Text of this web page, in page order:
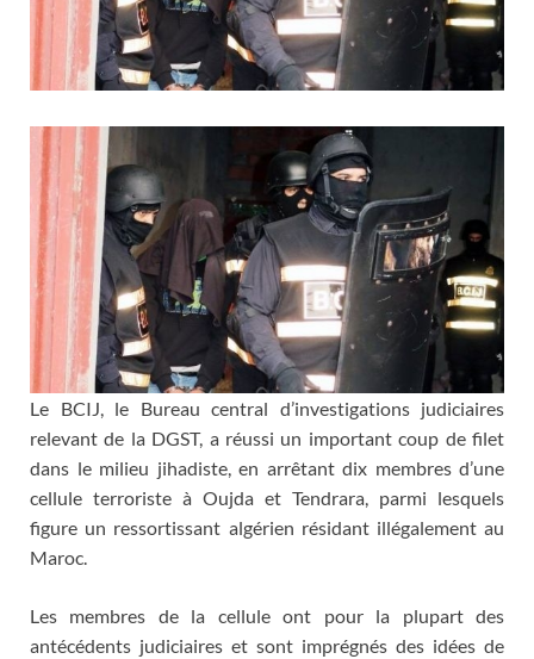
Le BCIJ, le Bureau central d’investigations judiciaires
relevant de la DGST, a réussi un important coup de filet
dans le milieu jihadiste, en arrêtant dix membres d’une
cellule terroriste à Oujda et Tendrara, parmi lesquels
figure un ressortissant algérien résidant illégalement au
Maroc.
Les membres de la cellule ont pour la plupart des
antécédents judiciaires et sont imprégnés des idées de